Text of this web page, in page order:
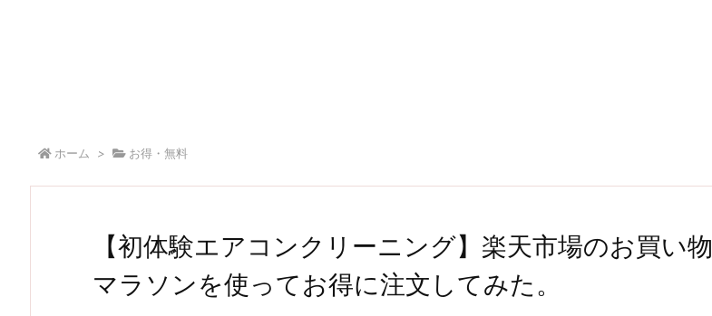
ホーム > お得・無料
【初体験エアコンクリーニング】楽天市場のお買い物
マラソンを使ってお得に注文してみた。